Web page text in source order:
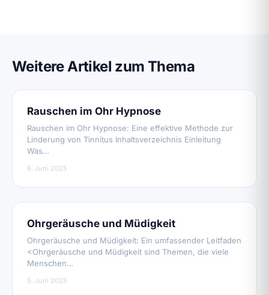
Weitere Artikel zum Thema
Rauschen im Ohr Hypnose
Rauschen im Ohr Hypnose: Eine effektive Methode zur
Linderung von Tinnitus Inhaltsverzeichnis Einleitung
Was…
6. Juni 2025
Ohrgeräusche und Müdigkeit
Ohrgeräusche und Müdigkeit: Ein umfassender Leitfaden
<Ohrgeräusche und Müdigkeit sind Themen, die viele
Menschen…
5. Juni 2025